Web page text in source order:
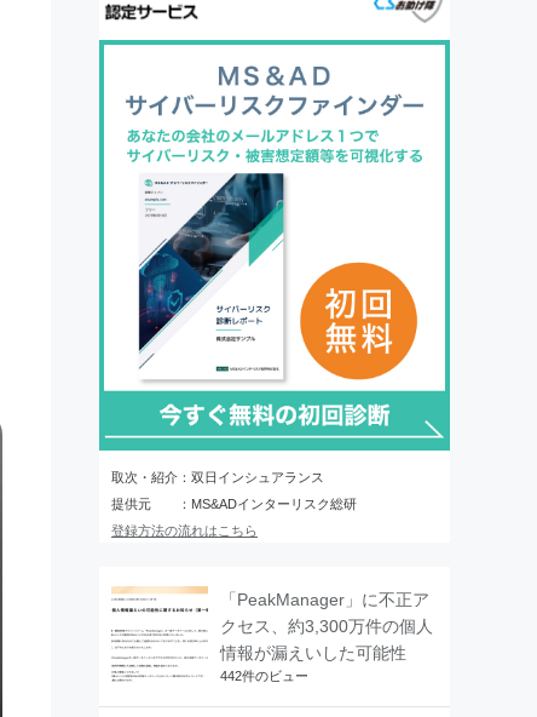
取次・紹介：双日インシュアランス
提供元 ：MS&ADインターリスク総研
登録方法の流れはこちら
「PeakManager」に不正ア
クセス、約3,300万件の個人
情報が漏えいした可能性
442件のビュー